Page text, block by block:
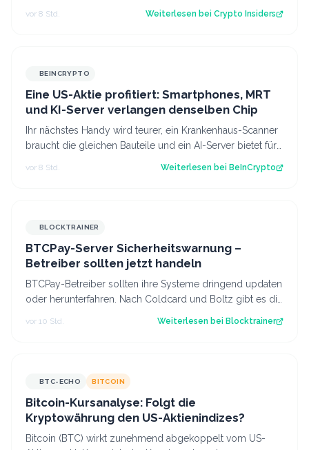
vor 8 Std. Weiterlesen bei Crypto Insiders
BEINCRYPTO
Eine US-Aktie profitiert: Smartphones, MRT
und KI-Server verlangen denselben Chip
Ihr nächstes Handy wird teurer, ein Krankenhaus-Scanner
braucht die gleichen Bauteile und ein AI-Server bietet für
vor 8 Std. Weiterlesen bei BeInCrypto
BLOCKTRAINER
BTCPay-Server Sicherheitswarnung –
Betreiber sollten jetzt handeln
BTCPay-Betreiber sollten ihre Systeme dringend updaten
oder herunterfahren. Nach Coldcard und Boltz gibt es die
vor 10 Std. Weiterlesen bei Blocktrainer
BTC-ECHO BITCOIN
Bitcoin-Kursanalyse: Folgt die
Kryptowährung den US-Aktienindizes?
Bitcoin (BTC) wirkt zunehmend abgekoppelt vom US-